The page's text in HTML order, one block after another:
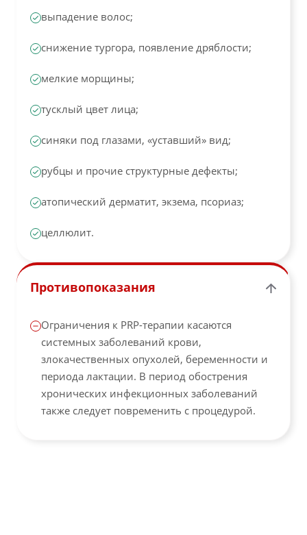
выпадение волос;
снижение тургора, появление дряблости;
мелкие морщины;
тусклый цвет лица;
синяки под глазами, «уставший» вид;
рубцы и прочие структурные дефекты;
атопический дерматит, экзема, псориаз;
целлюлит.
Противопоказания
Ограничения к PRP-терапии касаются
системных заболеваний крови,
злокачественных опухолей, беременности и
периода лактации. В период обострения
хронических инфекционных заболеваний
также следует повременить с процедурой.